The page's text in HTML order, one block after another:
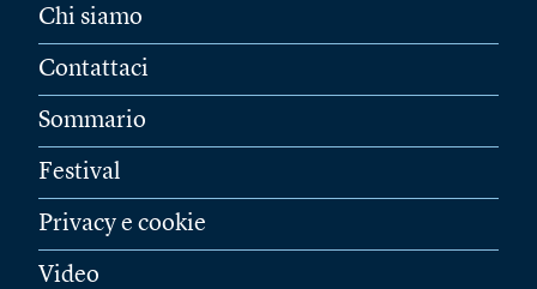
Chi siamo
Contattaci
Sommario
Festival
Privacy e cookie
Video